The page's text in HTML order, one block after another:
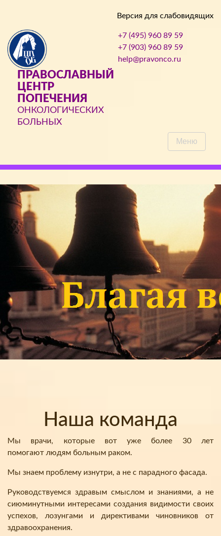
Версия для слабовидящих
ПРАВОСЛАВНЫЙ
ЦЕНТР
ПОПЕЧЕНИЯ
ОНКОЛОГИЧЕСКИХ
БОЛЬНЫХ
+7 (495) 960 89 59
+7 (903) 960 89 59
help@pravonco.ru
Меню
Наша команда
Мы врачи, которые вот уже более 30 лет
помогают людям больным раком.
Мы знаем проблему изнутри, а не с парадного фасада.
Руководствуемся здравым смыслом и знаниями, а не
сиюминутными интересами создания видимости своих
успехов, лозунгами и директивами чиновников от
здравоохранения.